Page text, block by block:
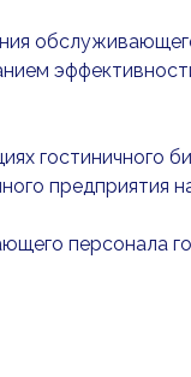
гостиничного
предприятия
персонала